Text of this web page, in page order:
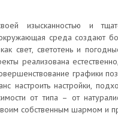
изысканностью и
среда создают
свет, светотень и
реализована
графики
настроить настройки,
от типа – от
собственным шармом и